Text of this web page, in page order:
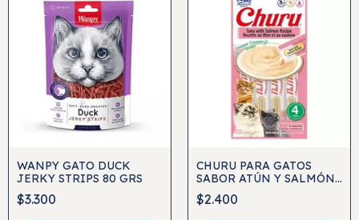
WANPY GATO DUCK
JERKY STRIPS 80 GRS
$3.300
CHURU PARA GATOS
SABOR ATÚN Y SALMÓN
4UND
$2.400